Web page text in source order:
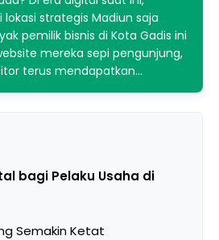
strategis Madiun saja
pemilik bisnis di Kota Gadis ini
mereka sepi pengunjung,
terus mendapatkan…
bagi Pelaku Usaha di
Semakin Ketat